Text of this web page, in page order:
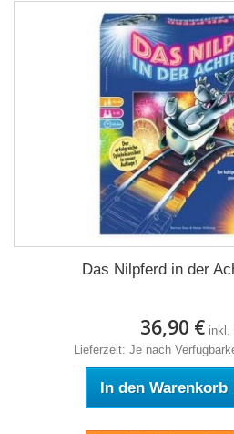
Das Nilpferd in der
36,90 € inkl.
Lieferzeit: Je nach
In den Warenkorb